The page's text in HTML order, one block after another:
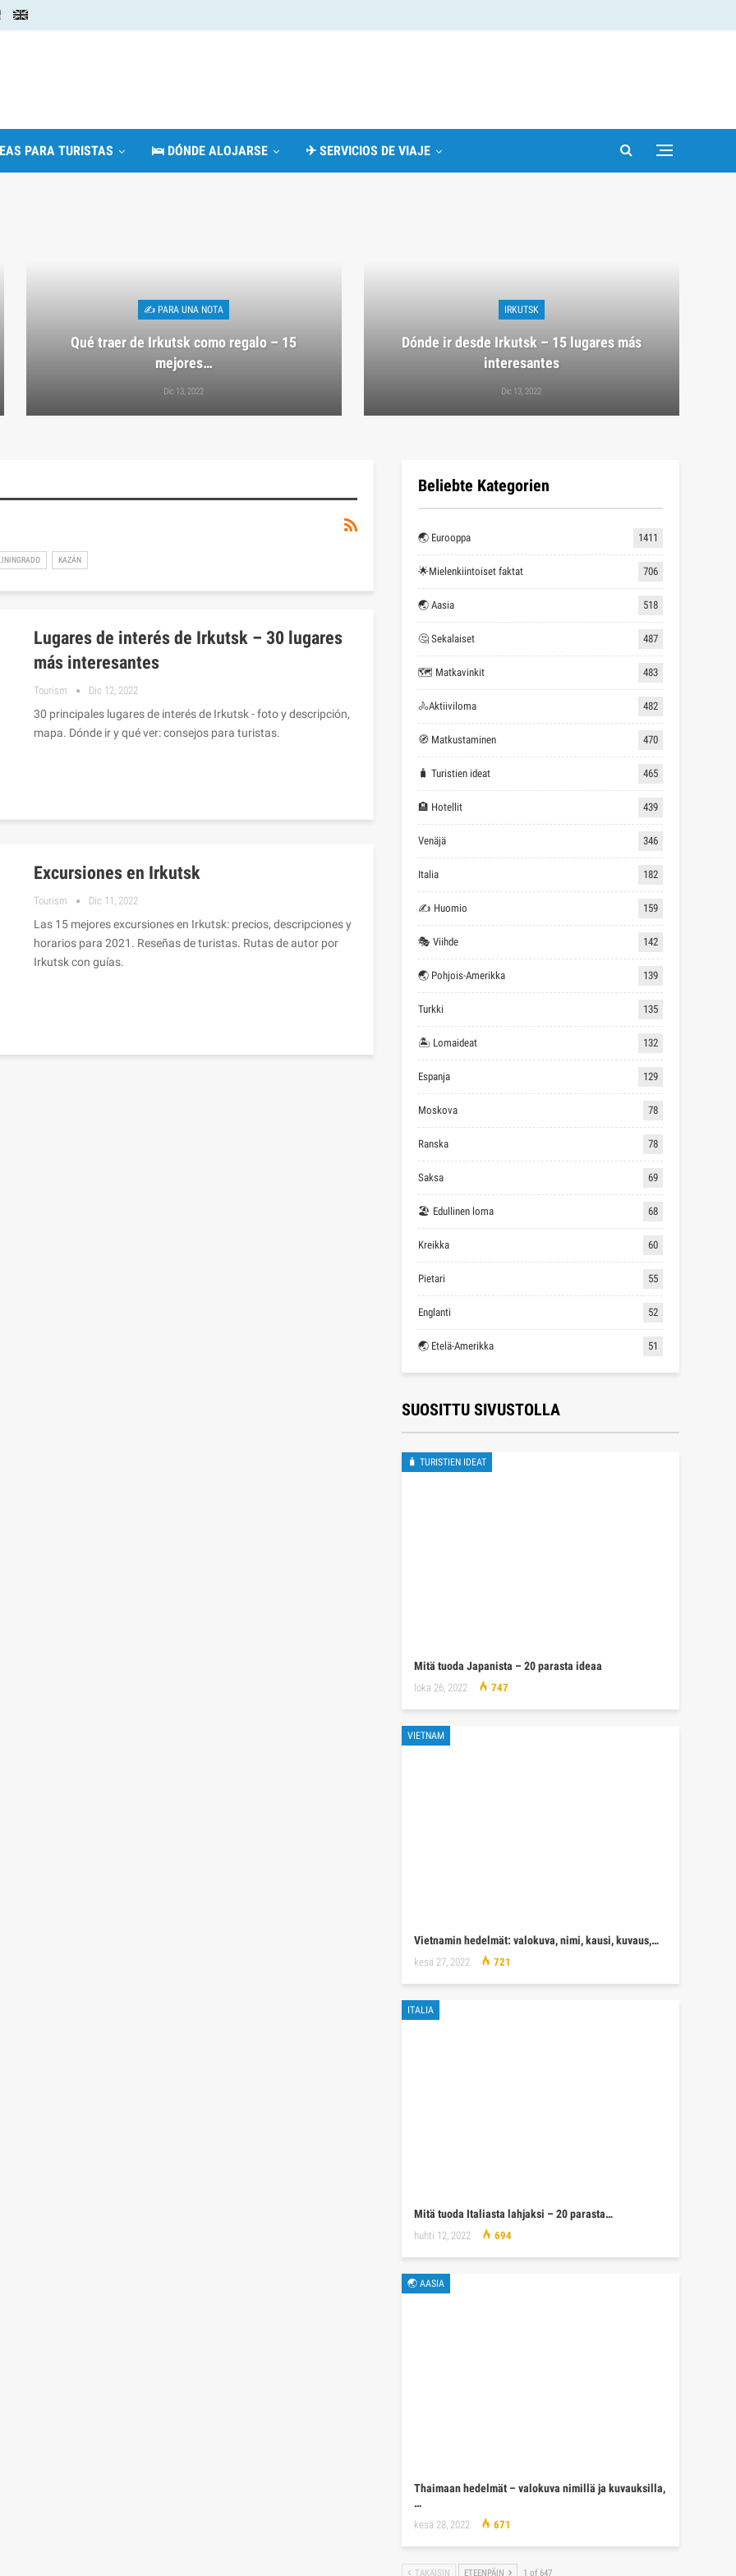
PARA TURISTAS 🛌 DÓNDE ALOJARSE ✈ SERVICIOS DE VIAJE
✍ PARA UNA NOTA
Qué traer de Irkutsk como regalo – 15
mejores…
Dic 13, 2022
IRKUTSK
Dónde ir desde Irkutsk – 15 lugares más
interesantes
Dic 13, 2022
KAZÁN
Lugares de interés de Irkutsk – 30 lugares
más interesantes
Tourism Dic 12, 2022
30 principales lugares de interés de Irkutsk - foto y descripción,
mapa. Dónde ir y qué ver: consejos para turistas.
Excursiones en Irkutsk
Tourism Dic 11, 2022
Las 15 mejores excursiones en Irkutsk: precios, descripciones y
horarios para 2021. Reseñas de turistas. Rutas de autor por
Irkutsk con guías.
Beliebte Kategorien
🌏 Eurooppa 1411
🌟Mielenkiintoiset faktat 706
🌏 Aasia 518
🤔 Sekalaiset 487
🗺 Matkavinkit 483
🚴Aktiiviloma 482
🧭 Matkustaminen 470
🧳 Turistien ideat 465
🏨 Hotellit 439
Venäjä 346
Italia 182
✍ Huomio 159
🎭 Viihde 142
🌏 Pohjois-Amerikka 139
Turkki 135
🏝 Lomaideat 132
Espanja 129
Moskova 78
Ranska 78
Saksa 69
🏖 Edullinen loma 68
Kreikka 60
Pietari 55
Englanti 52
🌏 Etelä-Amerikka 51
SUOSITTU SIVUSTOLLA
🧳 TURISTIEN IDEAT
Mitä tuoda Japanista – 20 parasta ideaa
loka 26, 2022 747
VIETNAM
Vietnamin hedelmät: valokuva, nimi, kausi, kuvaus,…
kesä 27, 2022 721
ITALIA
Mitä tuoda Italiasta lahjaksi – 20 parasta…
huhti 12, 2022 694
🌏 AASIA
Thaimaan hedelmät – valokuva nimillä ja kuvauksilla,
…
kesä 28, 2022 671
TAKAISIN ETEENPÄIN 1 of 647